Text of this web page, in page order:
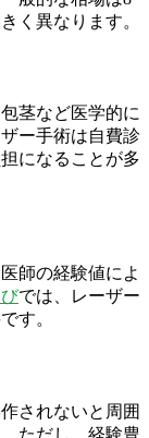
く異なります。
茎など医学的に
ー手術は自費診
になることが多
師の経験値によ
では、レーザー
す。
されないと周囲
ただし、経験豊